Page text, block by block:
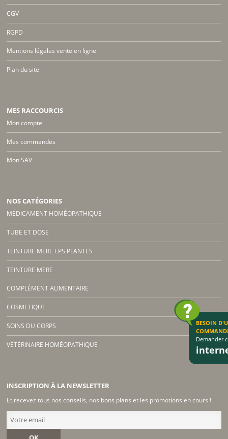
CGV
RGPD
Mentions légales vente en ligne
Plan du site
MES RACCOURCIS
Mon compte
Mes commandes
Mon SAV
NOS CATÉGORIES
MÉDICAMENT HOMÉOPATHIQUE
TUBE ET DOSE
TEINTURE MERE EPS PLANTES
TEINTURE MERE
COMPLÉMENT ALIMENTAIRE
COSMETIQUE
SOINS DU CORPS
VÉTÉRINAIRE HOMÉOPATHIQUE
INSCRIPTION À LA NEWSLETTER
Et recevez tous nos conseils, nos bons plans et les promotions en cours !
BESOIN
Demander